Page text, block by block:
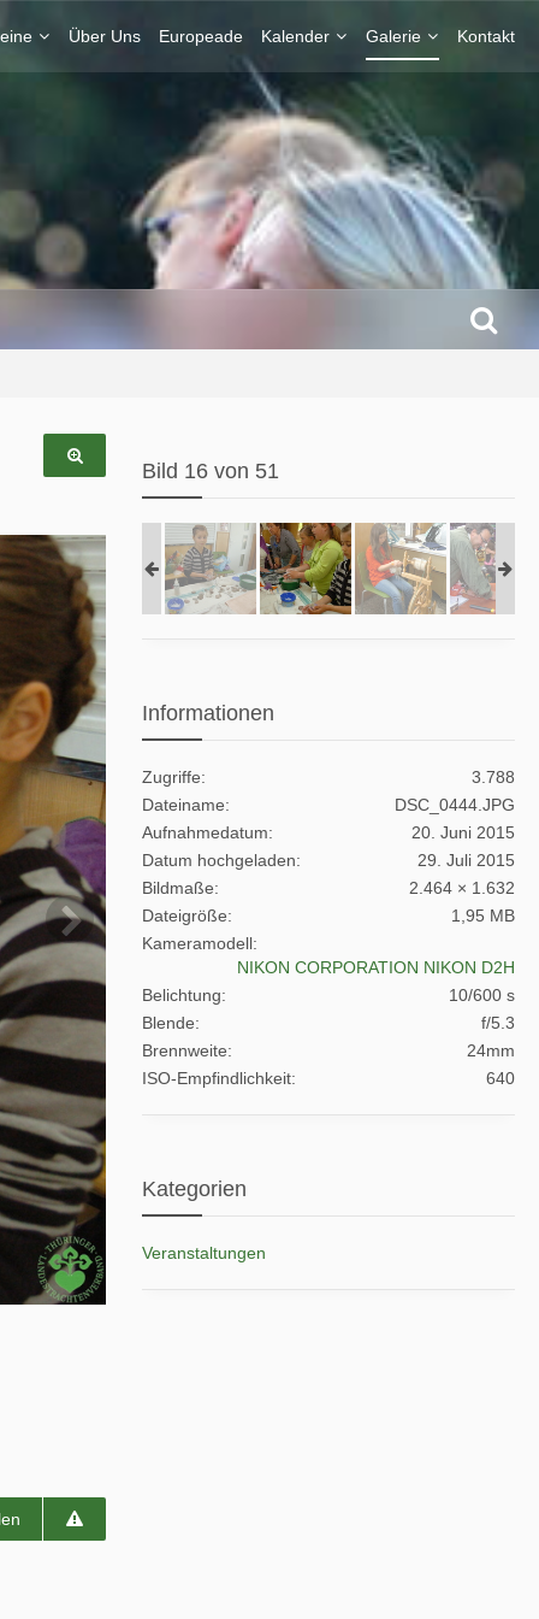
Über Uns Europeade Kalender Galerie Kontakt
Bild 16 von 51
Informationen
Zugriffe
3.788
Dateiname
DSC_0444.JPG
Aufnahmedatum
20. Juni 2015
Datum hochgeladen
29. Juli 2015
Bildmaße
2.464 × 1.632
Dateigröße
1,95 MB
Kameramodell
NIKON CORPORATION NIKON D2H
Belichtung
10/600 s
Blende
f/5.3
Brennweite
24mm
ISO-Empfindlichkeit
640
Kategorien
Veranstaltungen